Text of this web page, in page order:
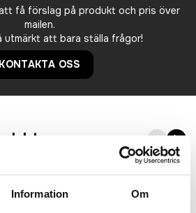
Information Om
få förslag på produkt och pris över
mailen.
utmärkt att bara ställa frågor!
KONTAKTA OSS